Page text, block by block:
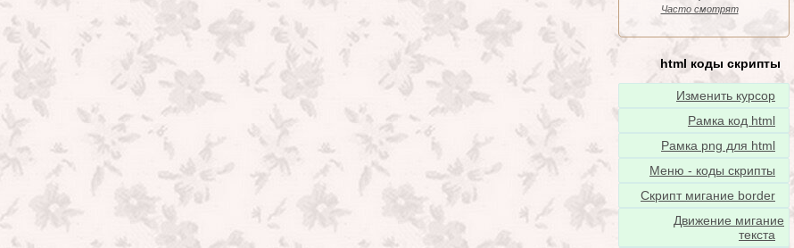
Часто смотрят
html коды скрипты
Изменить курсор
Рамка код html
Рамка png для html
Меню - коды скрипты
Скрипт мигание border
Движение мигание
текста